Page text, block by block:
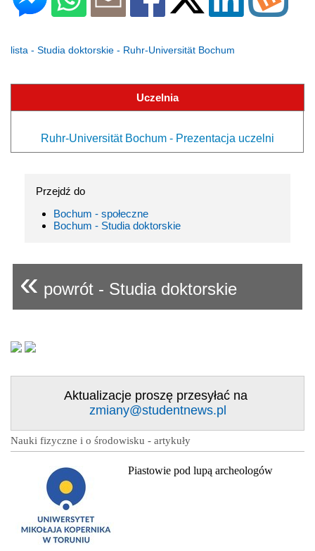
lista - Studia doktorskie - Ruhr-Universität Bochum
Uczelnia
Ruhr-Universität Bochum - Prezentacja uczelni
Przejdź do
Bochum - społeczne
Bochum - Studia doktorskie
« powrót - Studia doktorskie
Aktualizacje proszę przesyłać na
zmiany@studentnews.pl
Nauki fizyczne i o środowisku - artykuły
Piastowie pod lupą archeologów